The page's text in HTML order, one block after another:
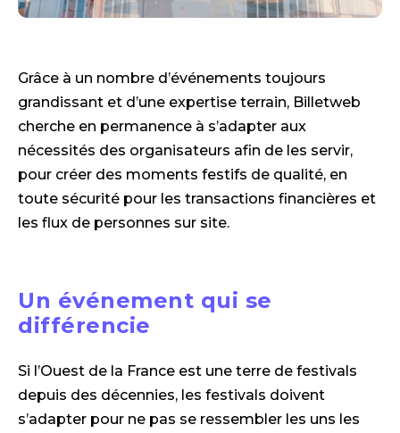
Grâce à un nombre d’événements toujours
grandissant et d’une expertise terrain, Billetweb
cherche en permanence à s’adapter aux
nécessités des organisateurs afin de les servir,
pour créer des moments festifs de qualité, en
toute sécurité pour les transactions financières et
les flux de personnes sur site.
Un événement qui se
différencie
Si l’Ouest de la France est une terre de festivals
depuis des décennies, les festivals doivent
s’adapter pour ne pas se ressembler les uns les